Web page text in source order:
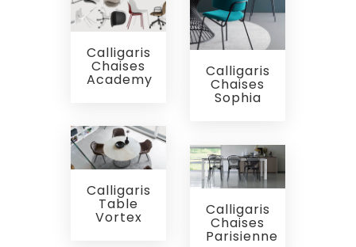
Calligaris
Chaises
Academy Calligaris
Chaises
Sophia
Calligaris
Table
Vortex Calligaris
Chaises
Parisienne